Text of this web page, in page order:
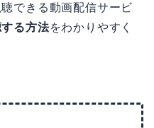
できる動画配信サービ
る方法をわかりやすく